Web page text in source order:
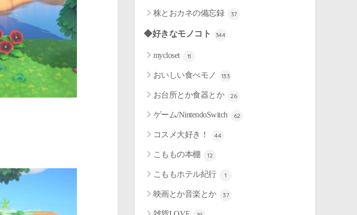
株とおカネの備忘録 37
◆好きなモノコト 344
mycloset 11
おいしい食べモノ 133
お台所とか食器とか 26
ゲーム/NintendoSwitch 62
コスメ大好き！ 44
こももの本棚 12
こももホテル紀行 1
映画とか音楽とか 37